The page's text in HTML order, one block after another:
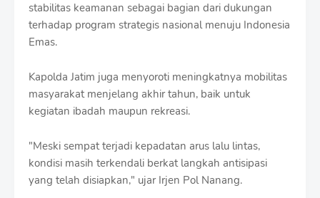
stabilitas keamanan sebagai bagian dari dukungan
terhadap program strategis nasional menuju Indonesia
Emas.
Kapolda Jatim juga menyoroti meningkatnya mobilitas
masyarakat menjelang akhir tahun, baik untuk
kegiatan ibadah maupun rekreasi.
"Meski sempat terjadi kepadatan arus lalu lintas,
kondisi masih terkendali berkat langkah antisipasi
yang telah disiapkan," ujar Irjen Pol Nanang.